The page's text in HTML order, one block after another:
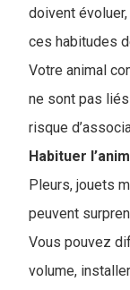
doivent
ces habitudes
Votre animal
ne sont pas
risque
Habituer
Pleurs, jouets
peuvent
Vous pouvez
volume,